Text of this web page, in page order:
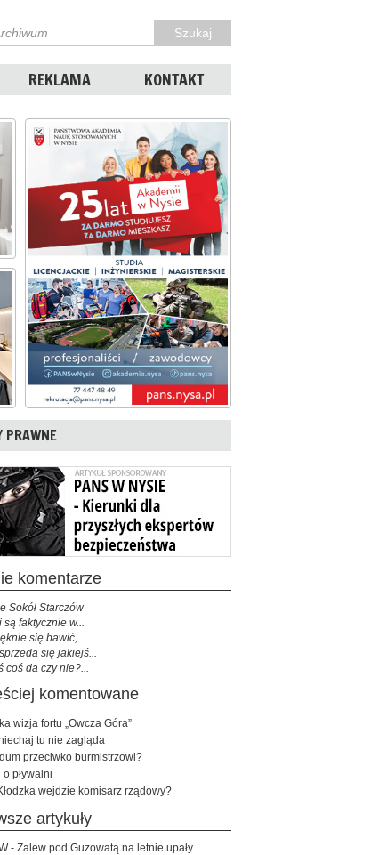
REKLAMA KONTAKT
PRAWNE
komentarze
Sokół Starczów
są faktycznie w...
się bawić,...
się jakiejś...
coś da czy nie?...
komentowane
wizja fortu „Owcza Góra”
tu nie zagląda
przeciwko burmistrzowi?
pływalni
wejdzie komisarz rządowy?
artykuły
- Zalew pod Guzowatą na letnie upały